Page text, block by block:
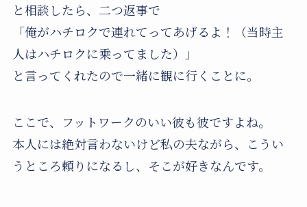
と相談したら、二つ返事で
「俺がハチロクで連れてってあげるよ！（当時主
人はハチロクに乗ってました）」
と言ってくれたので一緒に観に行くことに。
ここで、フットワークのいい彼も彼ですよね。
本人には絶対言わないけど私の夫ながら、こうい
うところ頼りになるし、そこが好きなんです。